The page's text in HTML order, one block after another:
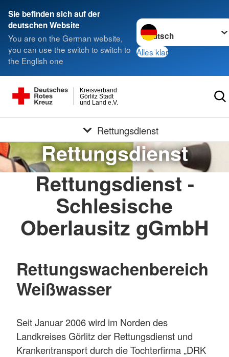
Sie befinden sich auf der
deutschen Website
You are on the German website,
you can use the switch to switch to
the English one
Sprache wechseln zu
Alles klar
und Land e.V.
Görlitz Stadt
Kreisverband
Rettungsdienst
Rettungsdienst
Rettungsdienst -
Schlesische
Oberlausitz gGmbH
Rettungswachenbereich
Weißwasser
Seit Januar 2006 wird im Norden des
Landkreises Görlitz der Rettungsdienst und
Krankentransport durch die Tochterfirma „DRK